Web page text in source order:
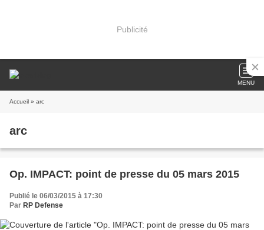
Publicité
MENU
Accueil » arc
arc
Op. IMPACT: point de presse du 05 mars 2015
Publié le 06/03/2015 à 17:30
Par RP Defense